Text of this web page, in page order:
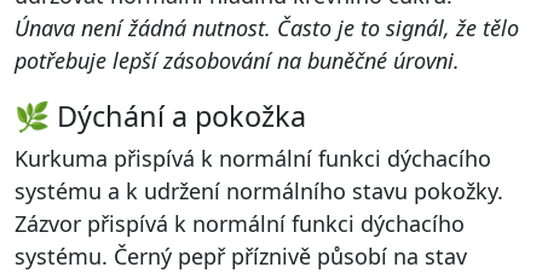
Únava není žádná nutnost. Často je to signál, že tělo
potřebuje lepší zásobování na buněčné úrovni.
🌿 Dýchání a pokožka
Kurkuma přispívá k normální funkci dýchacího
systému a k udržení normálního stavu pokožky.
Zázvor přispívá k normální funkci dýchacího
systému. Černý pepř příznivě působí na stav